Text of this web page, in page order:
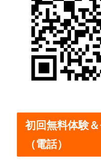
初回無料体験
（電話）